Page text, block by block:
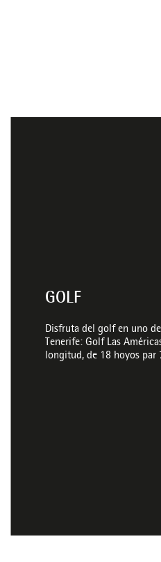
GOLF
Disfruta del golf en uno
Tenerife: Golf Las
longitud, de 18 hoyos par